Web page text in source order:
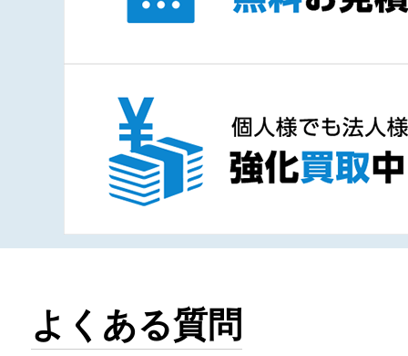
よくある質問